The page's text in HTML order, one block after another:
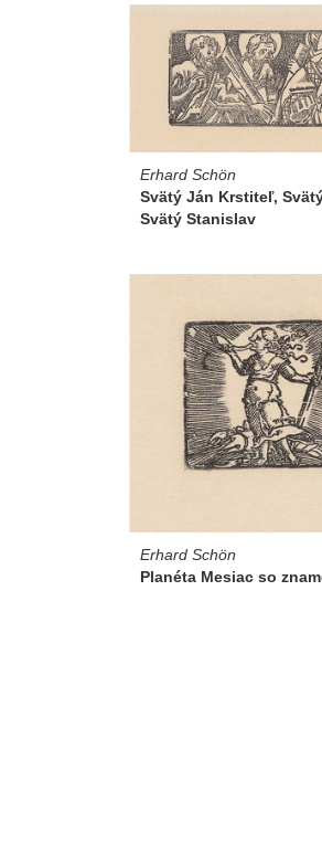
Erhard Schön
Svätý Ján Krstiteľ,
Svätý Stanislav
Erhard Schön
Planéta Mesiac so